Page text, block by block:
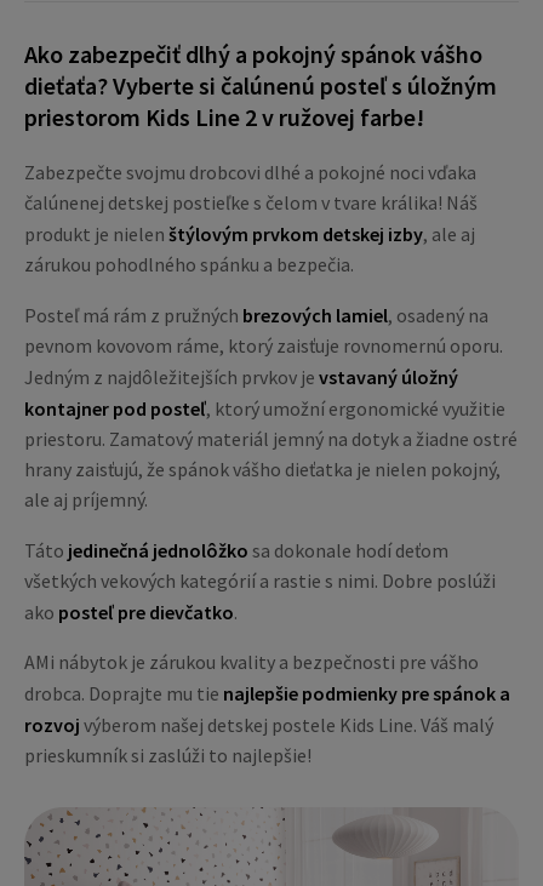
Ako zabezpečiť dlhý a pokojný spánok vášho
dieťaťa? Vyberte si čalúnenú posteľ s úložným
priestorom Kids Line 2 v ružovej farbe!
Zabezpečte svojmu drobcovi dlhé a pokojné noci vďaka
čalúnenej detskej postieľke s čelom v tvare králika! Náš
produkt je nielen štýlovým prvkom detskej izby, ale aj
zárukou pohodlného spánku a bezpečia.
Posteľ má rám z pružných brezových lamiel, osadený na
pevnom kovovom ráme, ktorý zaisťuje rovnomernú oporu.
Jedným z najdôležitejších prvkov je vstavaný úložný
kontajner pod posteľ, ktorý umožní ergonomické využitie
priestoru. Zamatový materiál jemný na dotyk a žiadne ostré
hrany zaisťujú, že spánok vášho dieťatka je nielen pokojný,
ale aj príjemný.
Táto jedinečná jednolôžko sa dokonale hodí deťom
všetkých vekových kategórií a rastie s nimi. Dobre poslúži
ako posteľ pre dievčatko.
AMi nábytok je zárukou kvality a bezpečnosti pre vášho
drobca. Doprajte mu tie najlepšie podmienky pre spánok a
rozvoj výberom našej detskej postele Kids Line. Váš malý
prieskumník si zaslúži to najlepšie!